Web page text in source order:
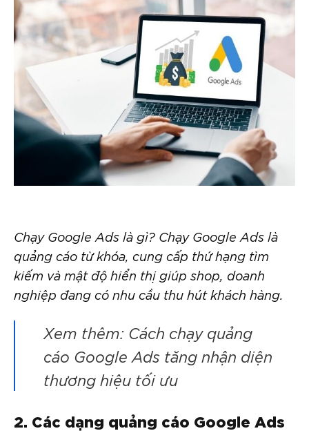
Chạy Google Ads là gì? Chạy Google Ads là
quảng cáo từ khóa, cung cấp thứ hạng tìm
kiếm và mật độ hiển thị giúp shop, doanh
nghiệp đang có nhu cầu thu hút khách hàng.
Xem thêm: Cách chạy quảng
cáo Google Ads tăng nhận diện
thương hiệu tối ưu
2. Các dạng quảng cáo Google Ads